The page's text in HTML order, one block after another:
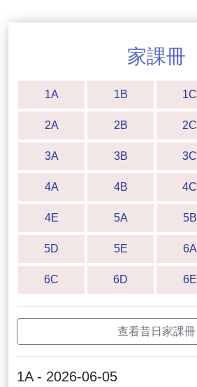
家課冊
1A 1B 1C
2A 2B 2C
3A 3B 3C
4A 4B 4C
4E 5A 5B
5D 5E 6A
6C 6D 6E
查看昔日家課冊
1A - 2026-06-05